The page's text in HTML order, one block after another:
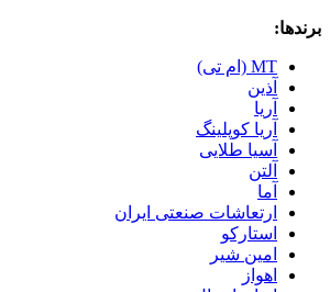
برندها:
MT (ام تی)
آذین
آریا
آریا کوپلینگ
آسیا طلایی
آلتن
آما
ارتعاشات صنعتی ایران
استارکو
امین شیر
اهواز